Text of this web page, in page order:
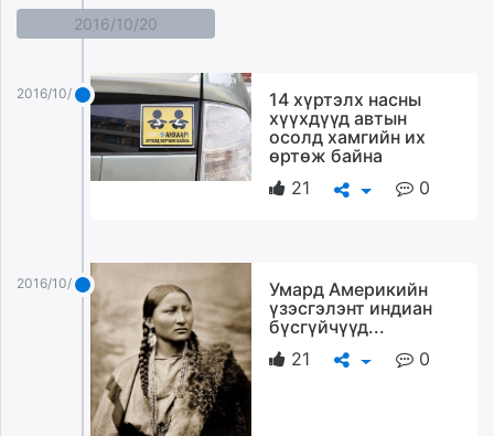
2016/10/20
2016/10/20
14 хүртэлх насны
хүүхдүүд автын
осолд хамгийн их
өртөж байна
21
0
2016/10/20
Умард Америкийн
үзэсгэлэнт индиан
бүсгүйчүүд...
21
0